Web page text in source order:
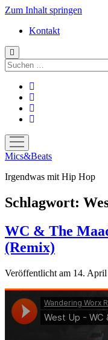
Zum Inhalt springen
Kontakt
Suchen
Menü
öffnen
Mics&Beats
Irgendwas mit Hip Hop
Schlagwort:
WC & The
(Remix)
Veröffentlicht am 14.